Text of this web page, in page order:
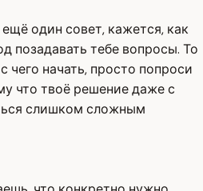
один совет, кажется, как
позадавать тебе вопросы. То
чего начать, просто попроси
что твоё решение даже с
слишком сложным